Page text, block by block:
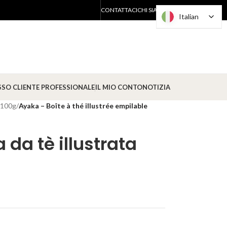
CONTATTACICHI SIAMO?
CLIENTE PROFESSIONALEIL MIO CONTONOTIZIA
/Ayaka – Boîte à thé illustrée empilable
da tè illustrata
Italian
Italian